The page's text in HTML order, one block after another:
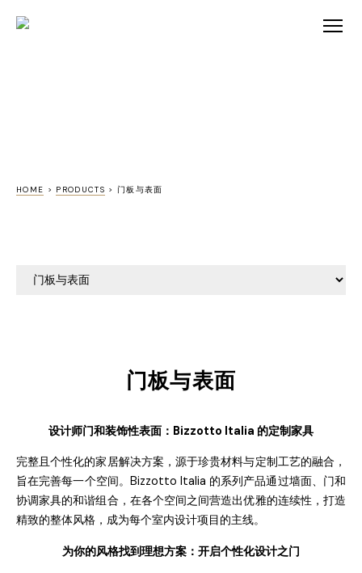
HOME > PRODUCTS > 门板与表面
门板与表面
设计师门和装饰性表面： Bizzotto Italia 的定制家具
完整且个性化的家居解决方案，源于珍贵材料与定制工艺的融合，
旨在完善每一个空间。 Bizzotto Italia 的系列产品通过墙面、 门和
协调家具的和谐组合，在各个空间之间营造出优雅的连续性，打造
精致的整体风格，成为每个室内设计项目的主线。
为你的风格找到理想方案：开启个性化设计之门